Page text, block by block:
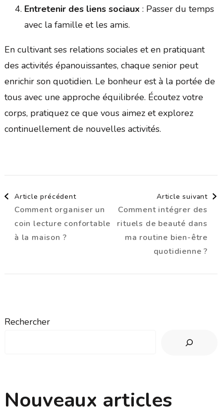
Entretenir des liens sociaux : Passer du temps
avec la famille et les amis.
En cultivant ses relations sociales et en pratiquant
des activités épanouissantes, chaque senior peut
enrichir son quotidien. Le bonheur est à la portée de
tous avec une approche équilibrée. Écoutez votre
corps, pratiquez ce que vous aimez et explorez
continuellement de nouvelles activités.
Navigation
d'article
Article précédent
Comment organiser un
coin lecture confortable
à la maison ?
Article suivant
Comment intégrer des
rituels de beauté dans
ma routine bien-être
quotidienne ?
Rechercher
Nouveaux articles